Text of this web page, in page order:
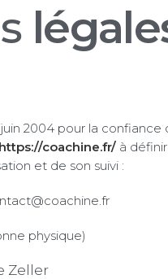
2004 pour la confiance
https://coachine.fr/ à
et de son suivi :
physique)
Zeller